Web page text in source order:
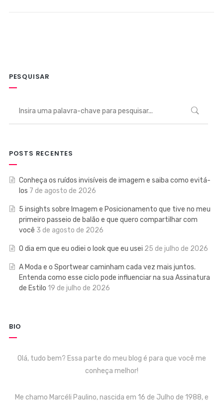
PESQUISAR
POSTS RECENTES
Conheça os ruídos invisíveis de imagem e saiba como evitá-
los 7 de agosto de 2026
5 insights sobre Imagem e Posicionamento que tive no meu
primeiro passeio de balão e que quero compartilhar com
você 3 de agosto de 2026
O dia em que eu odiei o look que eu usei 25 de julho de 2026
A Moda e o Sportwear caminham cada vez mais juntos.
Entenda como esse ciclo pode influenciar na sua Assinatura
de Estilo 19 de julho de 2026
BIO
Olá, tudo bem? Essa parte do meu blog é para que você me
conheça melhor!
Me chamo Marcéli Paulino, nascida em 16 de Julho de 1988, e